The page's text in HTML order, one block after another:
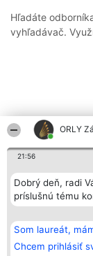
ORLY
21:56
Dobrý deň, radi
príslušnú tému
Som laureát,
Chcem prihlásiť
Hľadáte
vyhľadávač.
Organizátor
Bright Side Solutions sp.
o. sp. k.
Wrocław 50-079
KRS 0000749100 | Regon
381313360 | NIP
+48 508 492 400